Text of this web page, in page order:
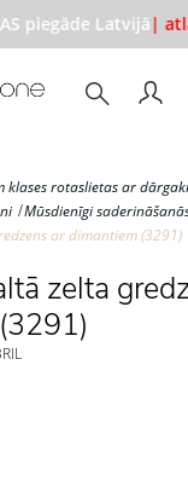
piegāde Latvijā|
klases rotaslietas ar
Mūsdienīgi
ar dimantiem (3291)
zelta